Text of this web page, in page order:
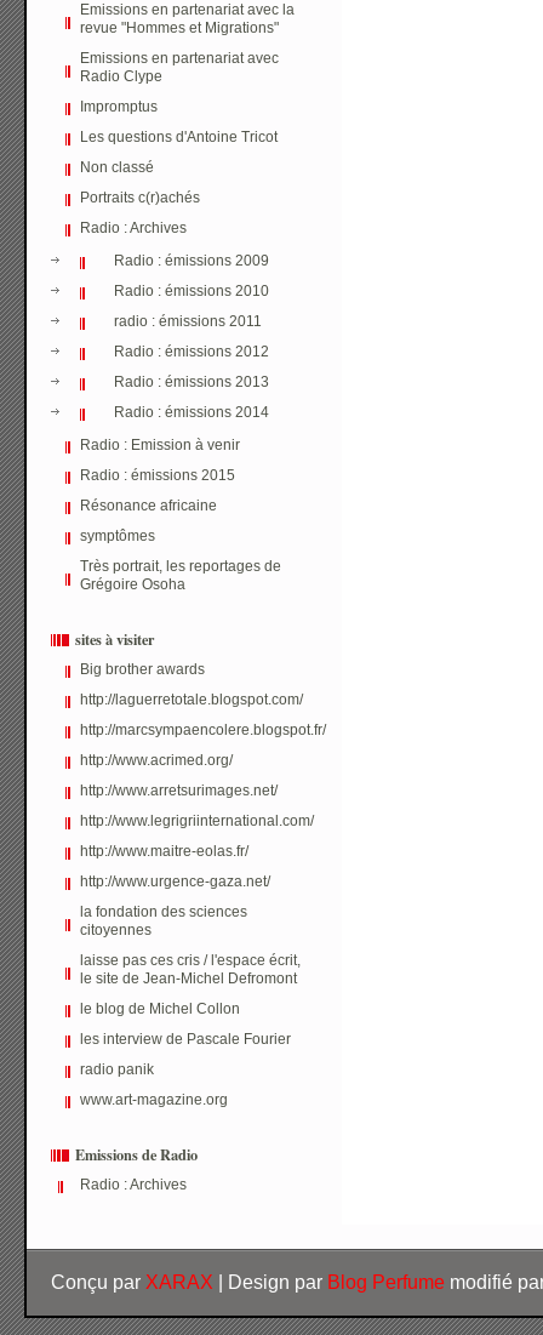
Emissions en partenariat avec la
revue "Hommes et Migrations"
Emissions en partenariat avec
Radio Clype
Impromptus
Les questions d'Antoine Tricot
Non classé
Portraits c(r)achés
Radio : Archives
Radio : émissions 2009
Radio : émissions 2010
radio : émissions 2011
Radio : émissions 2012
Radio : émissions 2013
Radio : émissions 2014
Radio : Emission à venir
Radio : émissions 2015
Résonance africaine
symptômes
Très portrait, les reportages de
Grégoire Osoha
sites à visiter
Big brother awards
http://laguerretotale.blogspot.com/
http://marcsympaencolere.blogspot.fr/
http://www.acrimed.org/
http://www.arretsurimages.net/
http://www.legrigriinternational.com/
http://www.maitre-eolas.fr/
http://www.urgence-gaza.net/
la fondation des sciences
citoyennes
laisse pas ces cris / l'espace écrit,
le site de Jean-Michel Defromont
le blog de Michel Collon
les interview de Pascale Fourier
radio panik
www.art-magazine.org
Emissions de Radio
Radio : Archives
Conçu par XARAX | Design par Blog Perfume modifié